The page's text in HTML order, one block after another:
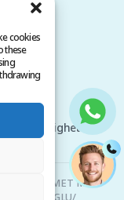
cookies
these
Alla rättigheter
| HACIAHMET MAH.
94 BEYOGLU/